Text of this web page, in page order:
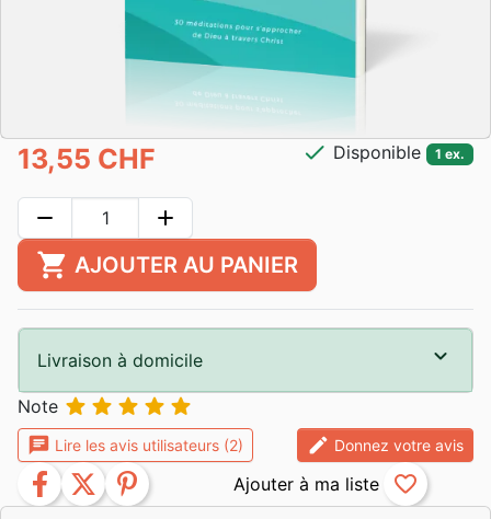
13,55 CHF check Disponible 1 ex.
remove add
shopping_cart AJOUTER AU PANIER
Livraison à domicile
Note     
chat Lire les avis utilisateurs (2) edit Donnez votre avis
facebook twitter pinterest favorite_border